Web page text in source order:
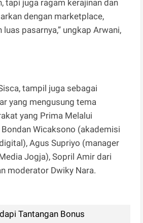
tapi juga ragam kerajinan dan
dengan marketplace,
pasarnya,” ungkap Arwani,
tampil juga sebagai
yang mengusung tema
yang Prima Melalui
Wicaksono (akademisi
Agus Supriyo (manager
Jogja), Sopril Amir dari
moderator Dwiky Nara.
Tantangan Bonus